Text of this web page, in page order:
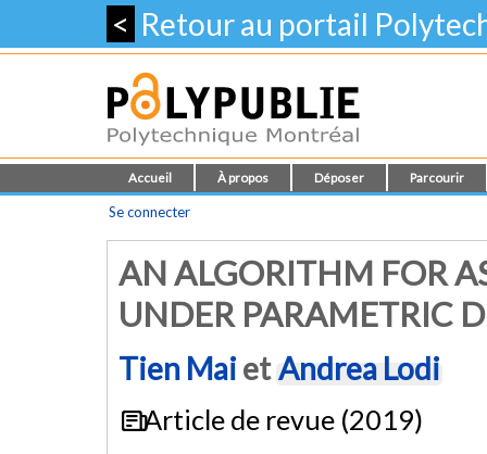
< Retour au portail
Accueil À propos Déposer Parcourir
Se connecter
AN ALGORITHM FOR
UNDER PARAMETRIC
Tien MaietAndrea Lodi
Article de revue (2019)